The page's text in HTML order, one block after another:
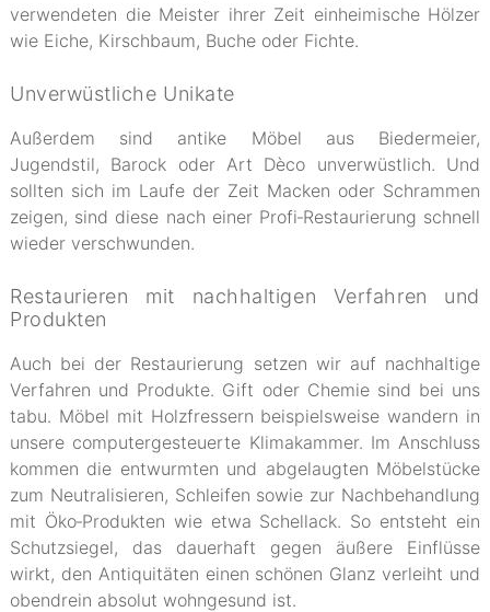
verwendeten die Meister ihrer Zeit einheimische Hölzer
wie Eiche, Kirschbaum, Buche oder Fichte.
Unverwüstliche Unikate
Außerdem sind antike Möbel aus Biedermeier,
Jugendstil, Barock oder Art Dèco unverwüstlich. Und
sollten sich im Laufe der Zeit Macken oder Schrammen
zeigen, sind diese nach einer Profi‐Restaurierung schnell
wieder verschwunden.
Restaurieren mit nachhaltigen Verfahren und
Produkten
Auch bei der Restaurierung setzen wir auf nachhaltige
Verfahren und Produkte. Gift oder Chemie sind bei uns
tabu. Möbel mit Holzfressern beispielsweise wandern in
unsere computergesteuerte Klimakammer. Im Anschluss
kommen die entwurmten und abgelaugten Möbelstücke
zum Neutralisieren, Schleifen sowie zur Nachbehandlung
mit Öko‐Produkten wie etwa Schellack. So entsteht ein
Schutzsiegel, das dauerhaft gegen äußere Einflüsse
wirkt, den Antiquitäten einen schönen Glanz verleiht und
obendrein absolut wohngesund ist.